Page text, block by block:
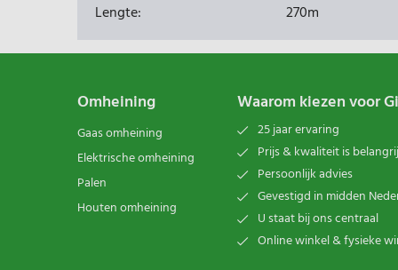
Lengte: 270m
Omheining
Gaas omheining
Elektrische omheining
Palen
Houten omheining
Waarom kiezen voor
25 jaar ervaring
Prijs & kwaliteit is
Persoonlijk advies
Gevestigd in midden
U staat bij ons centraal
Online winkel & fysieke